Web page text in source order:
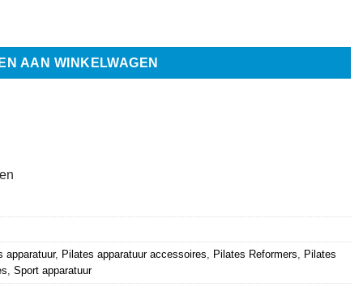
AAN WINKELWAGEN
apparatuur, Pilates apparatuur accessoires, Pilates Reformers, Pilates
, Sport apparatuur